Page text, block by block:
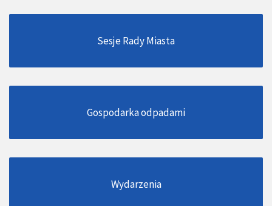
Sesje Rady Miasta
Gospodarka odpadami
Wydarzenia